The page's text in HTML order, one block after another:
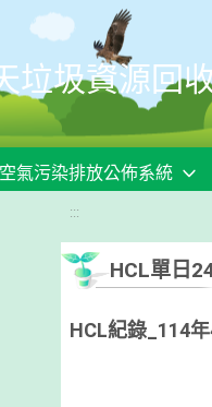
垃圾資源回
空氣污染排放公佈系統
:::
HCL單日
HCL紀錄_114年